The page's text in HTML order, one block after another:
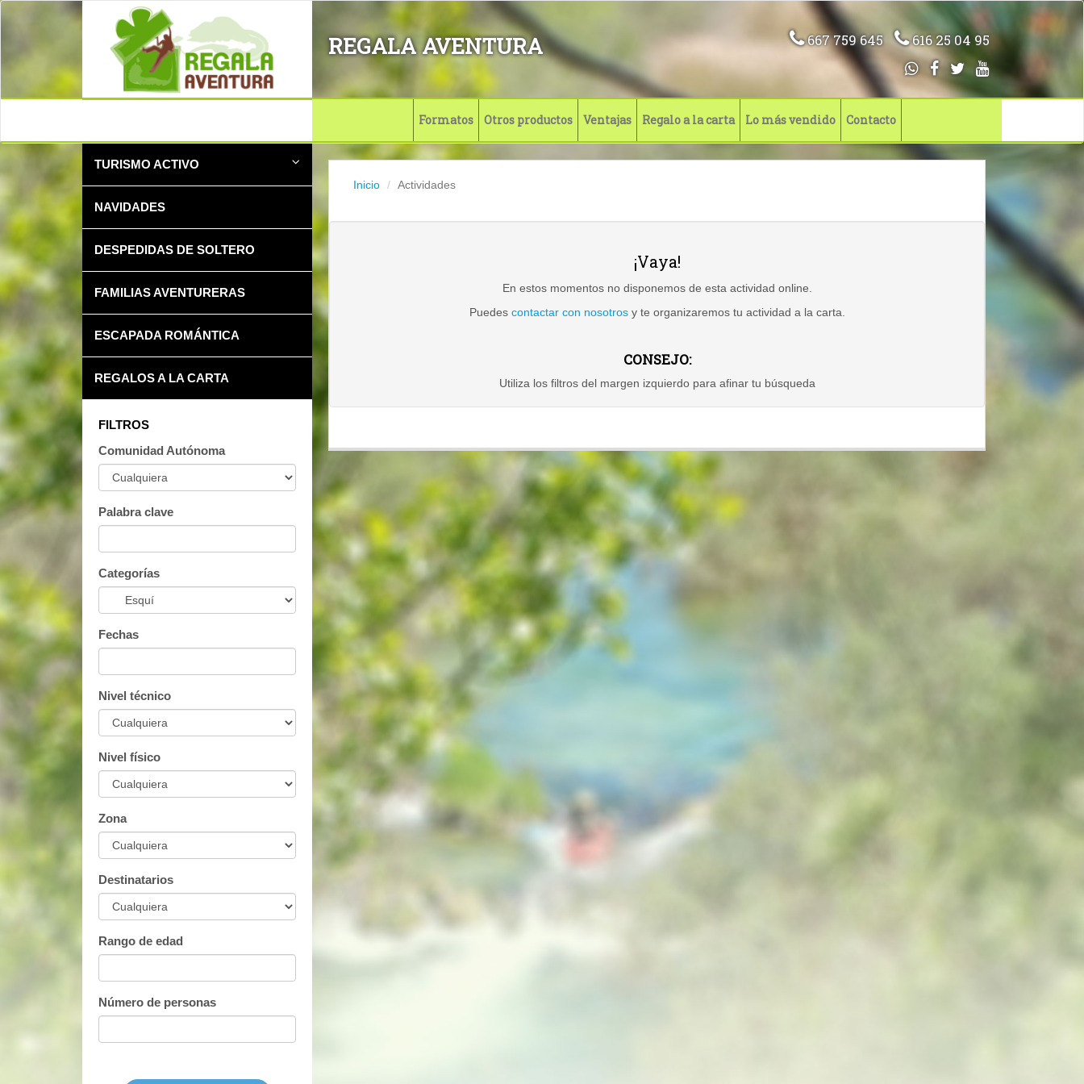
REGALA AVENTURA 667 759 645 616 25 04 95
Formatos Otros productos Ventajas Regalo a la carta Lo más vendido Contacto
TURISMO ACTIVO
NAVIDADES
DESPEDIDAS DE SOLTERO
FAMILIAS AVENTURERAS
ESCAPADA ROMÁNTICA
REGALOS A LA CARTA
FILTROS
Comunidad Autónoma
Palabra clave
Categorías
Fechas
Nivel técnico
Nivel físico
Zona
Destinatarios
Rango de edad
Número de personas
Inicio Actividades
¡Vaya!
En estos momentos no disponemos de esta actividad online.
Puedes contactar con nosotrosy te organizaremos tu actividad a la carta.
CONSEJO:
Utiliza los filtros del margen izquierdo para afinar tu búsqueda